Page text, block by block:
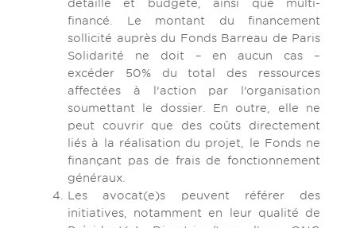
détaillé et budgété, ainsi que multi-
financé. Le montant du financement
sollicité auprès du Fonds Barreau de Paris
Solidarité ne doit – en aucun cas –
excéder 50% du total des ressources
affectées à l’action par l’organisation
soumettant le dossier. En outre, elle ne
peut couvrir que des coûts directement
liés à la réalisation du projet, le Fonds ne
finançant pas de frais de fonctionnement
généraux.
Les avocat(e)s peuvent référer des
initiatives, notamment en leur qualité de